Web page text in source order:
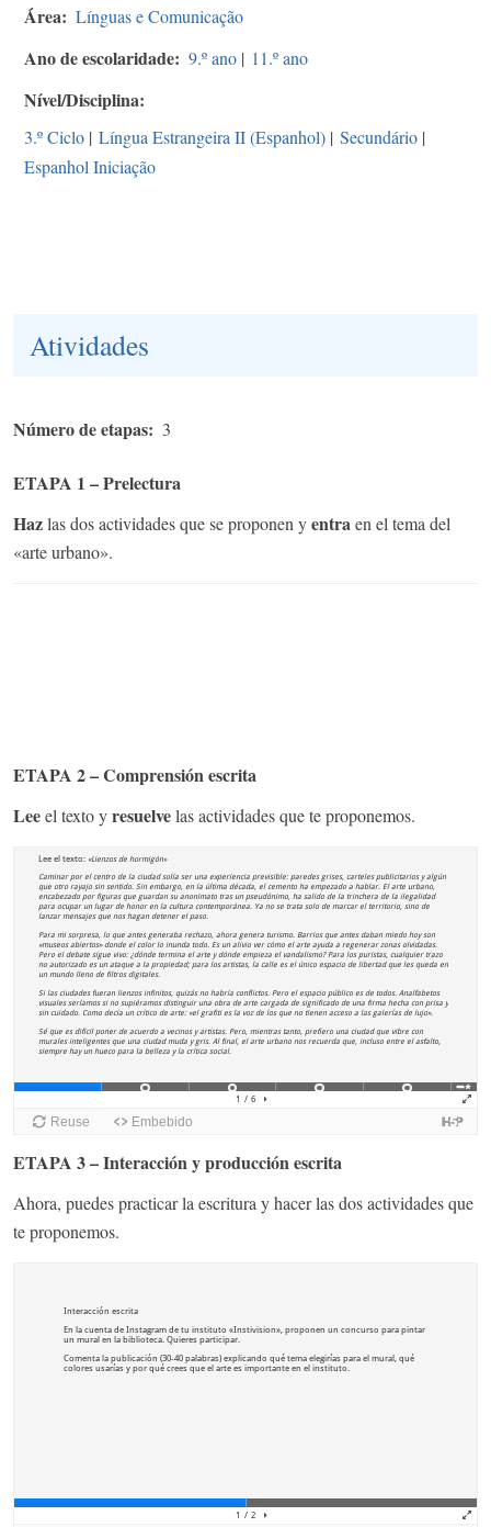
Área Línguas e Comunicação
Ano de escolaridade 9.º ano | 11.º ano
Nível/Disciplina
3.º Ciclo | Língua Estrangeira II (Espanhol) | Secundário |
Espanhol Iniciação
Atividades
Número de etapas 3
ETAPA 1 – Prelectura
Hazlas dos actividades que se proponen yentraen el tema del
«arte urbano».
ETAPA 2 – Comprensión escrita
Leeel texto yresuelvelas actividades que te proponemos.
ETAPA 3 – Interacción y producción escrita
Ahora, puedes practicar la escritura y hacer las dos actividades que
te proponemos.